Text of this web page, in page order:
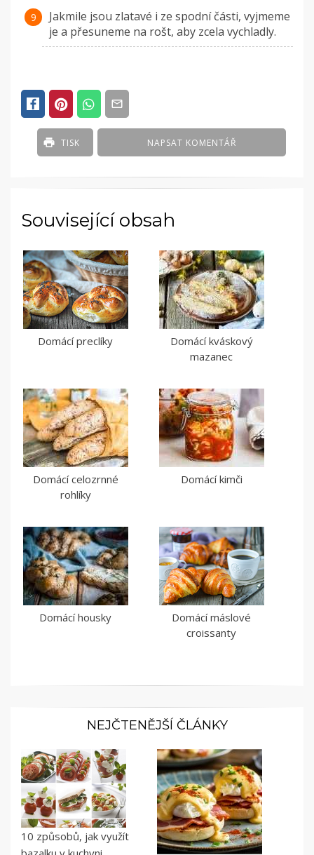
Jakmile jsou zlatavé i ze spodní části, vyjmeme
je a přesuneme na rošt, aby zcela vychladly.
NAPSAT KOMENTÁŘ
TISK
Související obsah
Domácí preclíky
Domácí kváskový
mazanec
Domácí celozrnné
rohlíky
Domácí kimči
Domácí housky
Domácí máslové
croissanty
NEJČTENĚJŠÍ ČLÁNKY
10 způsobů, jak využít